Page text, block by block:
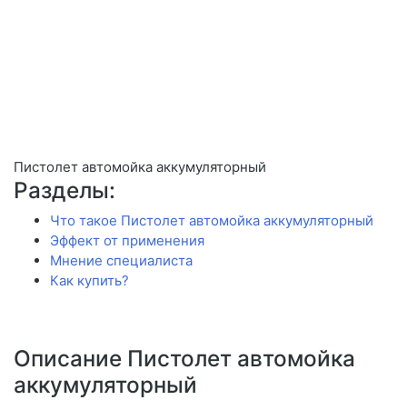
Пистолет автомойка аккумуляторный
Разделы:
Что такое Пистолет автомойка аккумуляторный
Эффект от применения
Мнение специалиста
Как купить?
Описание Пистолет автомойка
аккумуляторный